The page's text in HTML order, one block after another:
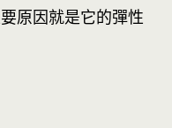
原因就是它的彈性